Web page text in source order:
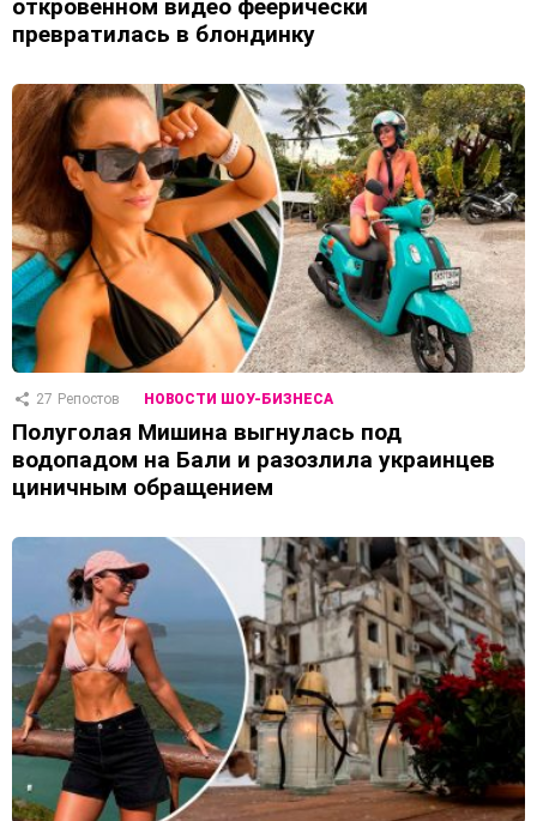
откровенном видео феерически
превратилась в блондинку
27 Репостов НОВОСТИ ШОУ-БИЗНЕСА
Полуголая Мишина выгнулась под
водопадом на Бали и разозлила украинцев
циничным обращением